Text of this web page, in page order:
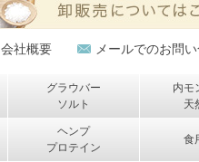
会社概要 メールでのお問
グラウバー
ソルト
内モ
天
ヘンプ
プロテイン
食